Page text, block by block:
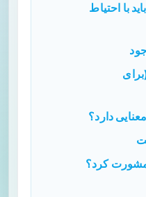
با احتیاط
دارد؟
مشورت کرد؟